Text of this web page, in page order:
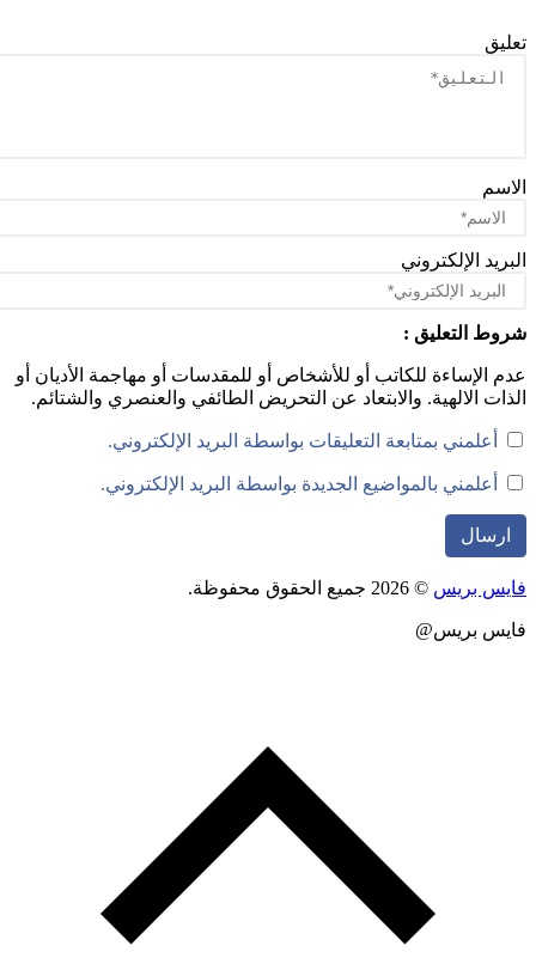
الإلكتروني
التعليق :
الإساءة للكاتب أو للأشخاص أو للمقدسات أو مهاجمة الأديان أو
الالهية. والابتعاد عن التحريض الطائفي والعنصري والشتائم.
أعلمني بمتابعة التعليقات بواسطة البريد الإلكتروني.
أعلمني بالمواضيع الجديدة بواسطة البريد الإلكتروني.
بريس © 2026 جميع الحقوق محفوظة.
بريس@